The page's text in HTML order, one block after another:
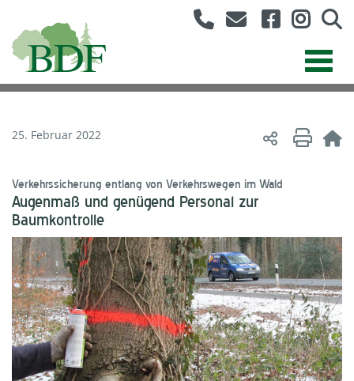
25. Februar 2022
Verkehrssicherung entlang von Verkehrswegen im Wald
Augenmaß und genügend Personal zur
Baumkontrolle